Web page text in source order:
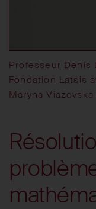
Professeur Denis
Fondation Latsis
Maryna Viazovska